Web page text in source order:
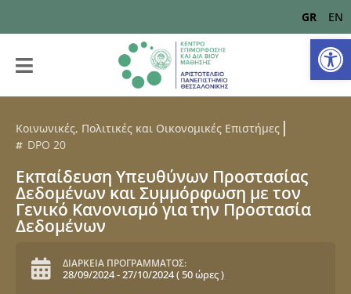
GR EN
Κοινωνικές, Πολιτικές και Οικονομικές Επιστήμες
DPO 20
Εκπαίδευση Υπευθύνων Προστασίας
Δεδομένων και Συμμόρφωση με τον
Γενικό Κανονισμό για την Προστασία
Δεδομένων
ΔΙΑΡΚΕΙΑ ΠΡΟΓΡΑΜΜΑΤΟΣ:
28/09/2024-27/10/2024(50 ώρες)